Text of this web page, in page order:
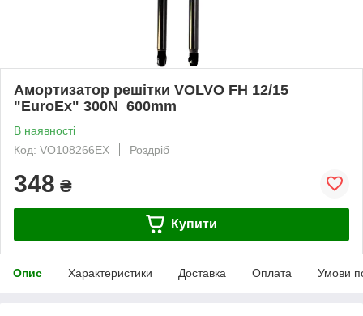
Амортизатор решітки VOLVO FH 12/15
"EuroEx" 300N 600mm
В наявності
Код: VO108266EX
Роздріб
348 ₴
Купити
Опис Характеристики Доставка Оплата Умови